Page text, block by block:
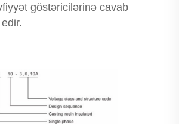
göstəricilərinə cavab